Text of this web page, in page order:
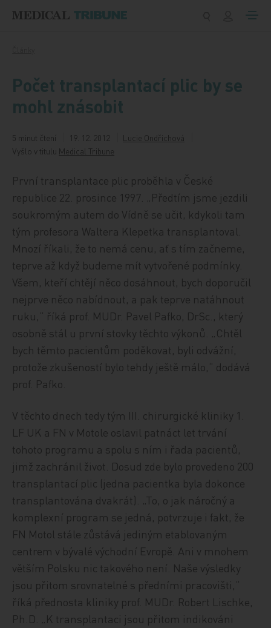
Počet transplantací plic by se
mohl znásobit
5 minut čtení 19. 12. 2012
Lucie Ondřichová
Vyšlo v titulu Medical Tribune
První transplantace plic proběhla v České
republice 22. prosince 1997. „Předtím jsme jezdili
soukromým autem do Vídně se učit, kdykoli tam
tým profesora Waltera Klepetka transplantoval.
Mnozí říkali, že to nemá cenu, ať s tím začneme,
teprve až když budeme mít vytvořené podmínky.
Všem, kteří chtějí něco dosáhnout, bych doporučil
nejprve něco nabídnout, a pak teprve natáhnout
ruku,“ říká prof. MUDr. Pavel Pafko, DrSc., který
osobně stál u první stovky těchto výkonů. „Chtěl
bych těmto pacientům poděkovat, byli odvážní,
protože zkušeností bylo tehdy ještě málo,“ dodává
prof. Pafko.
V těchto dnech tedy tým III. chirurgické kliniky 1.
LF UK a FN v Motole oslavil patnáct let trvání
tohoto programu a spolu s ním i řada pacientů,
jimž zachránil život. Dosud zde bylo provedeno 200
transplantací plic (jedna pacientka byla dokonce
transplantována dvakrát). „To, o jak náročný a
komplexní program se jedná, potvrzuje i fakt, že
FN Motol stále zůstává jediným etablovaným
centrem v bývalé východní Evropě. Ani v mnohem
větším Polsku nic takového není. Naše výsledky
jsou přitom srovnatelné s předními pracovišti,“
říká přednosta kliniky prof. MUDr. Robert Lischke,
Ph.D. „K transplantaci jsou přitom indikováni